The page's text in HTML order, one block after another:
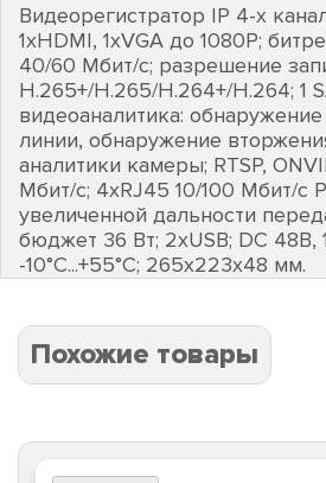
Видеорегистратор IP 4-х
1хHDMI, 1хVGA до 1080Р;
40/60 Мбит/с; разрешение
H.265+/H.265/H.264+/H.264; 1
видеоаналитика:
линии, обнаружение
аналитики камеры; RTSP,
Мбит/с; 4хRJ45 10/100 Мбит/с
увеличенной дальности
бюджет 36 Вт; 2хUSB; DC 48В,
-10°C...+55°C; 265х223х48 мм.
Похожие товары